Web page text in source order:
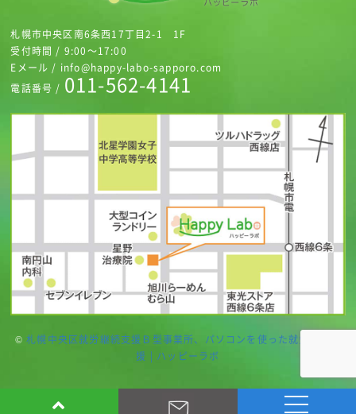
札幌市中央区南6条西17丁目2-1 1F
受付時間 / 9:00～17:00
Eメール / info@happy-labo-sapporo.com
電話番号 / 011-562-4141
©札幌中央区就労継続支援Ｂ型事業所、パソコンを使った就労継続支
援 | ハッピーラボ